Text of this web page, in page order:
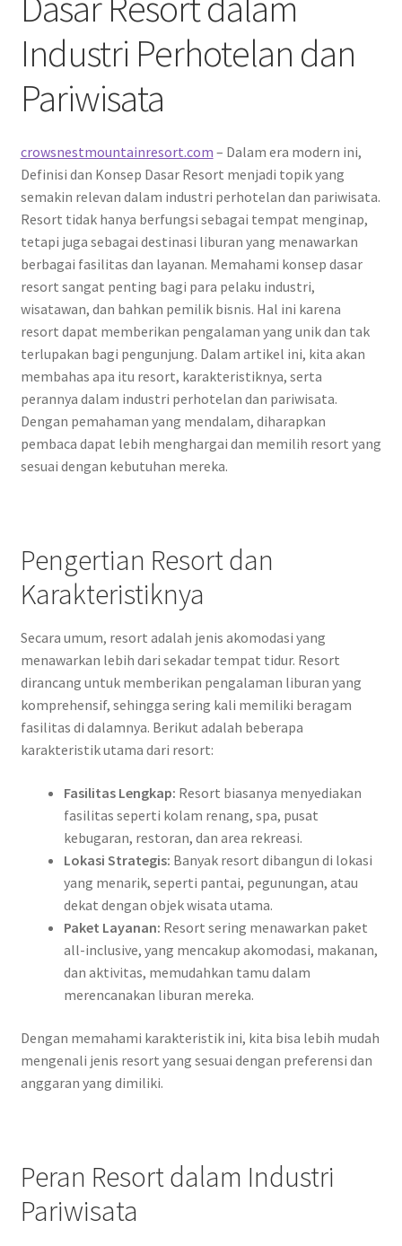
Industri Perhotelan dan
Pariwisata
crowsnestmountainresort.com – Dalam era modern ini,
Definisi dan Konsep Dasar Resort menjadi topik yang
semakin relevan dalam industri perhotelan dan pariwisata.
Resort tidak hanya berfungsi sebagai tempat menginap,
tetapi juga sebagai destinasi liburan yang menawarkan
berbagai fasilitas dan layanan. Memahami konsep dasar
resort sangat penting bagi para pelaku industri,
wisatawan, dan bahkan pemilik bisnis. Hal ini karena
resort dapat memberikan pengalaman yang unik dan tak
terlupakan bagi pengunjung. Dalam artikel ini, kita akan
membahas apa itu resort, karakteristiknya, serta
perannya dalam industri perhotelan dan pariwisata.
Dengan pemahaman yang mendalam, diharapkan
pembaca dapat lebih menghargai dan memilih resort yang
sesuai dengan kebutuhan mereka.
Pengertian Resort dan
Karakteristiknya
Secara umum, resort adalah jenis akomodasi yang
menawarkan lebih dari sekadar tempat tidur. Resort
dirancang untuk memberikan pengalaman liburan yang
komprehensif, sehingga sering kali memiliki beragam
fasilitas di dalamnya. Berikut adalah beberapa
karakteristik utama dari resort:
Fasilitas Lengkap: Resort biasanya menyediakan
fasilitas seperti kolam renang, spa, pusat
kebugaran, restoran, dan area rekreasi.
Lokasi Strategis: Banyak resort dibangun di lokasi
yang menarik, seperti pantai, pegunungan, atau
dekat dengan objek wisata utama.
Paket Layanan: Resort sering menawarkan paket
all-inclusive, yang mencakup akomodasi, makanan,
dan aktivitas, memudahkan tamu dalam
merencanakan liburan mereka.
Dengan memahami karakteristik ini, kita bisa lebih mudah
mengenali jenis resort yang sesuai dengan preferensi dan
anggaran yang dimiliki.
Peran Resort dalam Industri
Pariwisata